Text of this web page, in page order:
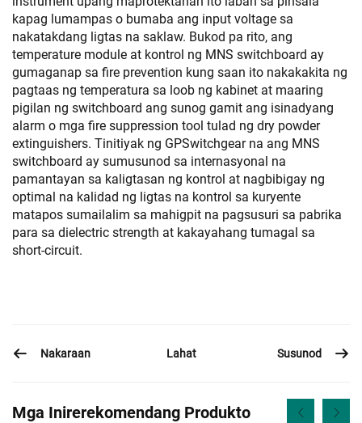
kapag lumampas o bumaba ang input voltage sa
nakatakdang ligtas na saklaw. Bukod pa rito, ang
temperature module at kontrol ng MNS switchboard ay
gumaganap sa fire prevention kung saan ito nakakakita ng
pagtaas ng temperatura sa loob ng kabinet at maaring
pigilan ng switchboard ang sunog gamit ang isinadyang
alarm o mga fire suppression tool tulad ng dry powder
extinguishers. Tinitiyak ng GPSwitchgear na ang MNS
switchboard ay sumusunod sa internasyonal na
pamantayan sa kaligtasan ng kontrol at nagbibigay ng
optimal na kalidad ng ligtas na kontrol sa kuryente
matapos sumailalim sa mahigpit na pagsusuri sa pabrika
para sa dielectric strength at kakayahang tumagal sa
short-circuit.
Nakaraan Lahat Susunod
Mga Inirerekomendang Produkto